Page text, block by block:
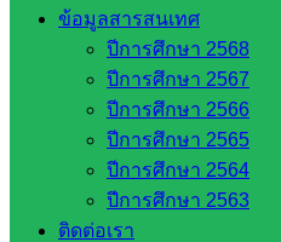
ข้อมูลสารสนเทศ
ปีการศึกษา 2568
ปีการศึกษา 2567
ปีการศึกษา 2566
ปีการศึกษา 2565
ปีการศึกษา 2564
ปีการศึกษา 2563
ติดต่อเรา
ห้องนิเทศ ศน.นิพนธ์ พร
ห้องนิเทศ ศน.ชยาธิศ/ศ
ห้องนิเทศ ดร.สราวดี เพ็
เว็บไซต์คณะกรรมการ
เว็บไซต์ อ.ค.ก.ศ.เขตพื้
ดาวน์โหลดเอกสาร